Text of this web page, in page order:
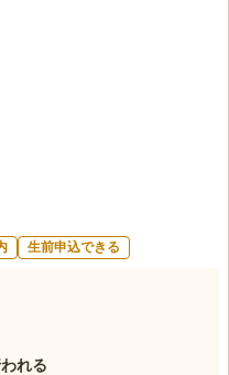
生前申込できる
れる